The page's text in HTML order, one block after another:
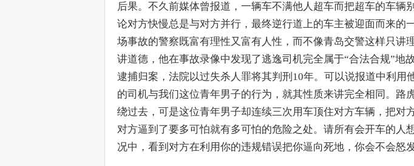
后果。不久前媒体曾报道，一辆车不满他人超车而把超车的车辆
论对方快慢总是与对方并行，最终逆行道上的车主被迎面而来的
场事故的警察既富有理性又富有人性，而不像青岛交警这样只讲
讲道德，他在事故录像中发现了逃逸司机完全属于“合法合规”地
逮捕归案，法院以过失杀人罪将其判刑10年。可以说报道中利用
的司机与我们这位青年男子的行为，就其性质来讲完全相同。路
绕过去，可是这位青年男子却连续三次用车顶住对方车辆，把对
对方逼到了要多可怕就有多可怕的危险之处。请所有会开车的人
况中，看到对方在利用你的违规错误把你逼向死地，你会不会怒